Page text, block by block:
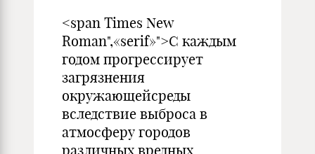
<span Times New
Roman",«serif»">С каждым
годом прогрессирует
загрязнения
окружающейсреды
вследствие выброса в
атмосферу городов
различных вредных